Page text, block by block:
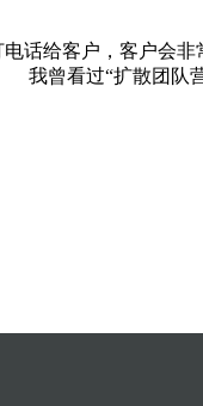
话给客户，客户会
我曾看过“扩散团队